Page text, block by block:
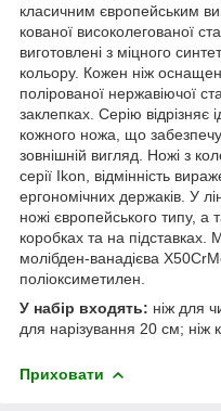
класичним європейським
кованої високолегованої
виготовлені з міцного
кольору. Кожен ніж
полірованої нержавіючої
заклепках. Серію
кожного ножа, що забезпечує
зовнішній вигляд. Ножі з
серії Ikon, відмінність
ергономічних держаків. У
ножі європейського типу, а
коробках та на підставках.
молібден-ванадієва
поліоксиметилен.
У набір входять: ніж для
для нарізування 20 см; ніж
Приховати